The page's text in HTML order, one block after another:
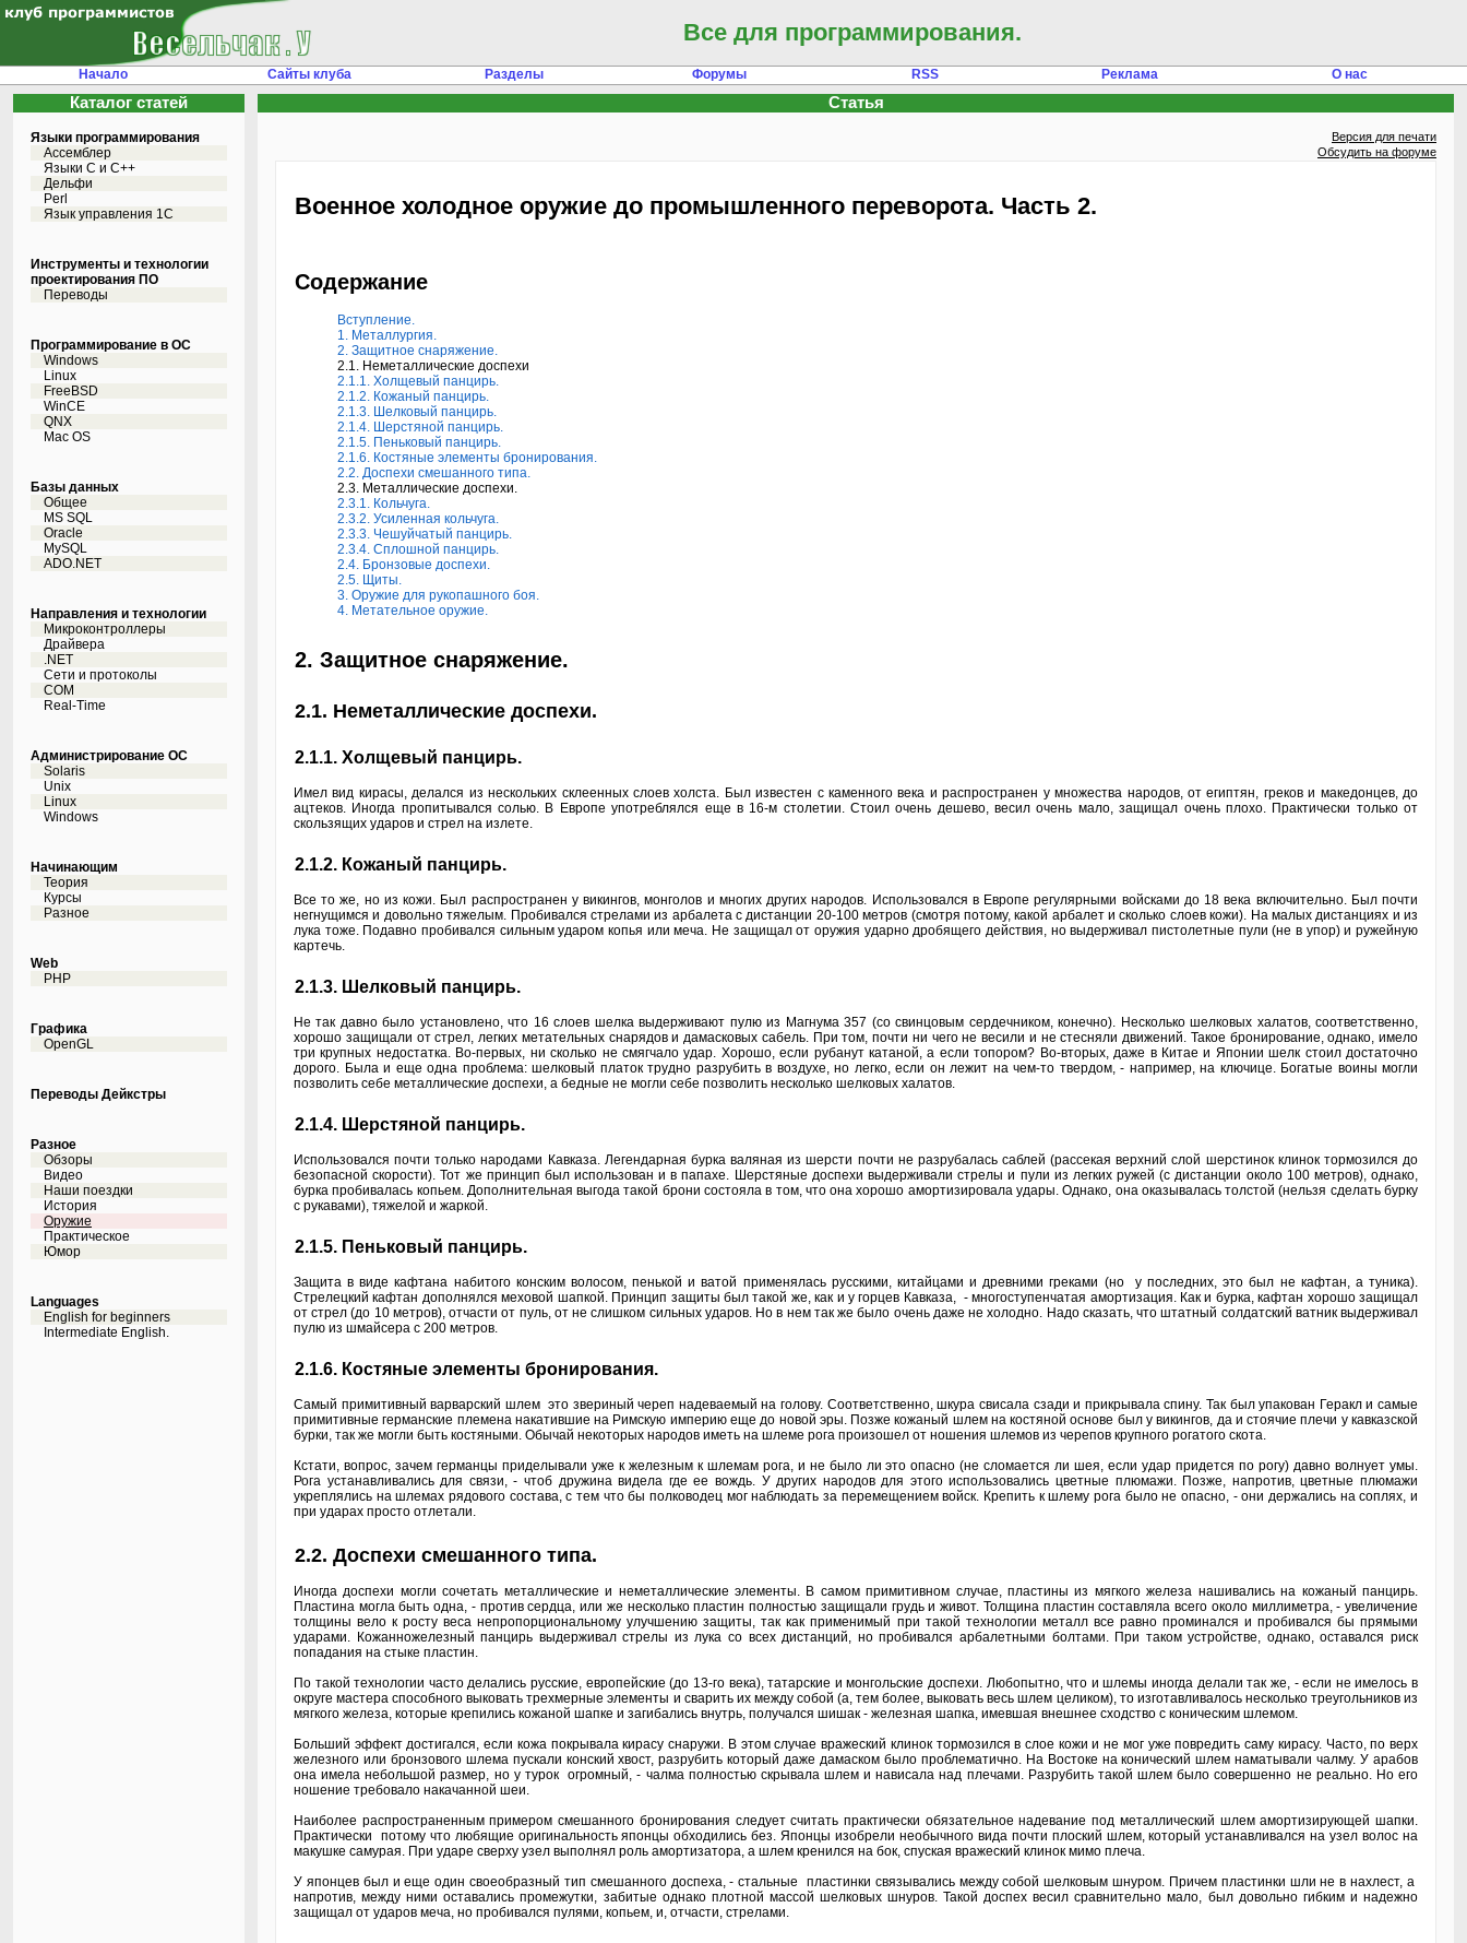
Все для программирования.
Начало Сайты клуба Разделы Форумы RSS Реклама О нас
Каталог статей
Языки программирования
Ассемблер
Языки С и C++
Дельфи
Perl
Язык управления 1С
Инструменты и технологии
проектирования ПО
Переводы
Программирование в ОС
Windows
Linux
FreeBSD
WinCE
QNX
Mac OS
Базы данных
Общее
MS SQL
Oracle
MySQL
ADO.NET
Направления и технологии
Микроконтроллеры
Драйвера
.NET
Сети и протоколы
COM
Real-Time
Администрирование ОС
Solaris
Unix
Linux
Windows
Начинающим
Теория
Курсы
Разное
Web
PHP
Графика
OpenGL
Переводы Дейкстры
Разное
Обзоры
Видео
Наши поездки
История
Оружие
Практическое
Юмор
Languages
English for beginners
Intermediate English.
Статья
Версия для печати
Обсудить на форуме
Военное холодное оружие до промышленного переворота. Часть 2.
Содержание
Вступление.
1. Металлургия.
2. Защитное снаряжение.
2.1. Неметаллические доспехи
2.1.1. Холщевый панцирь.
2.1.2. Кожаный панцирь.
2.1.3. Шелковый панцирь.
2.1.4. Шерстяной панцирь.
2.1.5. Пеньковый панцирь.
2.1.6. Костяные элементы бронирования.
2.2. Доспехи смешанного типа.
2.3. Металлические доспехи.
2.3.1. Кольчуга.
2.3.2. Усиленная кольчуга.
2.3.3. Чешуйчатый панцирь.
2.3.4. Сплошной панцирь.
2.4. Бронзовые доспехи.
2.5. Щиты.
3. Оружие для рукопашного боя.
4. Метательное оружие.
2. Защитное снаряжение.
2.1. Неметаллические доспехи.
2.1.1. Холщевый панцирь.
Имел вид кирасы, делался из нескольких склеенных слоев холста. Был известен с каменного века и распространен у множества народов, от египтян, греков и македонцев, до
ацтеков. Иногда пропитывался солью. В Европе употреблялся еще в 16-м столетии. Стоил очень дешево, весил очень мало, защищал очень плохо. Практически только от
скользящих ударов и стрел на излете.
2.1.2. Кожаный панцирь.
Все то же, но из кожи. Был распространен у викингов, монголов и многих других народов. Использовался в Европе регулярными войсками до 18 века включительно. Был почти
негнущимся и довольно тяжелым. Пробивался стрелами из арбалета с дистанции 20-100 метров (смотря потому, какой арбалет и сколько слоев кожи). На малых дистанциях и из
лука тоже. Подавно пробивался сильным ударом копья или меча. Не защищал от оружия ударно дробящего действия, но выдерживал пистолетные пули (не в упор) и ружейную
картечь.
2.1.3. Шелковый панцирь.
Не так давно было установлено, что 16 слоев шелка выдерживают пулю из Магнума 357 (со свинцовым сердечником, конечно). Несколько шелковых халатов, соответственно,
хорошо защищали от стрел, легких метательных снарядов и дамасковых сабель. При том, почти ни чего не весили и не стесняли движений. Такое бронирование, однако, имело
три крупных недостатка. Во-первых, ни сколько не смягчало удар. Хорошо, если рубанут катаной, а если топором? Во-вторых, даже в Китае и Японии шелк стоил достаточно
дорого. Была и еще одна проблема: шелковый платок трудно разрубить в воздухе, но легко, если он лежит на чем-то твердом, - например, на ключице. Богатые воины могли
позволить себе металлические доспехи, а бедные не могли себе позволить несколько шелковых халатов.
2.1.4. Шерстяной панцирь.
Использовался почти только народами Кавказа. Легендарная бурка валяная из шерсти почти не разрубалась саблей (рассекая верхний слой шерстинок клинок тормозился до
безопасной скорости). Тот же принцип был использован и в папахе. Шерстяные доспехи выдерживали стрелы и пули из легких ружей (с дистанции около 100 метров), однако,
бурка пробивалась копьем. Дополнительная выгода такой брони состояла в том, что она хорошо амортизировала удары. Однако, она оказывалась толстой (нельзя сделать бурку
с рукавами), тяжелой и жаркой.
2.1.5. Пеньковый панцирь.
Защита в виде кафтана набитого конским волосом, пенькой и ватой применялась русскими, китайцами и древними греками (но у последних, это был не кафтан, а туника).
Стрелецкий кафтан дополнялся меховой шапкой. Принцип защиты был такой же, как и у горцев Кавказа, - многоступенчатая амортизация. Как и бурка, кафтан хорошо защищал
от стрел (до 10 метров), отчасти от пуль, от не слишком сильных ударов. Но в нем так же было очень даже не холодно. Надо сказать, что штатный солдатский ватник выдерживал
пулю из шмайсера с 200 метров.
2.1.6. Костяные элементы бронирования.
Самый примитивный варварский шлем это звериный череп надеваемый на голову. Соответственно, шкура свисала сзади и прикрывала спину. Так был упакован Геракл и самые
примитивные германские племена накатившие на Римскую империю еще до новой эры. Позже кожаный шлем на костяной основе был у викингов, да и стоячие плечи у кавказской
бурки, так же могли быть костяными. Обычай некоторых народов иметь на шлеме рога произошел от ношения шлемов из черепов крупного рогатого скота.
Кстати, вопрос, зачем германцы приделывали уже к железным к шлемам рога, и не было ли это опасно (не сломается ли шея, если удар придется по рогу) давно волнует умы.
Рога устанавливались для связи, - чтоб дружина видела где ее вождь. У других народов для этого использовались цветные плюмажи. Позже, напротив, цветные плюмажи
укреплялись на шлемах рядового состава, с тем что бы полководец мог наблюдать за перемещением войск. Крепить к шлему рога было не опасно, - они держались на соплях, и
при ударах просто отлетали.
2.2. Доспехи смешанного типа.
Иногда доспехи могли сочетать металлические и неметаллические элементы. В самом примитивном случае, пластины из мягкого железа нашивались на кожаный панцирь.
Пластина могла быть одна, - против сердца, или же несколько пластин полностью защищали грудь и живот. Толщина пластин составляла всего около миллиметра, - увеличение
толщины вело к росту веса непропорциональному улучшению защиты, так как применимый при такой технологии металл все равно проминался и пробивался бы прямыми
ударами. Кожанножелезный панцирь выдерживал стрелы из лука со всех дистанций, но пробивался арбалетными болтами. При таком устройстве, однако, оставался риск
попадания на стыке пластин.
По такой технологии часто делались русские, европейские (до 13-го века), татарские и монгольские доспехи. Любопытно, что и шлемы иногда делали так же, - если не имелось в
округе мастера способного выковать трехмерные элементы и сварить их между собой (а, тем более, выковать весь шлем целиком), то изготавливалось несколько треугольников из
мягкого железа, которые крепились кожаной шапке и загибались внутрь, получался шишак - железная шапка, имевшая внешнее сходство с коническим шлемом.
Больший эффект достигался, если кожа покрывала кирасу снаружи. В этом случае вражеский клинок тормозился в слое кожи и не мог уже повредить саму кирасу. Часто, по верх
железного или бронзового шлема пускали конский хвост, разрубить который даже дамаском было проблематично. На Востоке на конический шлем наматывали чалму. У арабов
она имела небольшой размер, но у турок огромный, - чалма полностью скрывала шлем и нависала над плечами. Разрубить такой шлем было совершенно не реально. Но его
ношение требовало накачанной шеи.
Наиболее распространенным примером смешанного бронирования следует считать практически обязательное надевание под металлический шлем амортизирующей шапки.
Практически потому что любящие оригинальность японцы обходились без. Японцы изобрели необычного вида почти плоский шлем, который устанавливался на узел волос на
макушке самурая. При ударе сверху узел выполнял роль амортизатора, а шлем кренился на бок, спуская вражеский клинок мимо плеча.
У японцев был и еще один своеобразный тип смешанного доспеха, - стальные пластинки связывались между собой шелковым шнуром. Причем пластинки шли не в нахлест, а
напротив, между ними оставались промежутки, забитые однако плотной массой шелковых шнуров. Такой доспех весил сравнительно мало, был довольно гибким и надежно
защищал от ударов меча, но пробивался пулями, копьем, и, отчасти, стрелами.